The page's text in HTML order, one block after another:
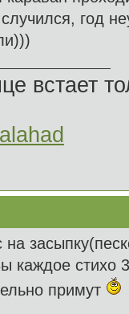
год
встает
на
каждое стихо
примут